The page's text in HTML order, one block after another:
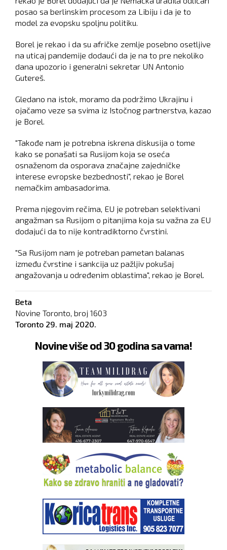
posao sa berlinskim procesom za Libiju i da je to
model za evopsku spoljnu politiku.
Borel je rekao i da su afričke zemlje posebno osetljive
na uticaj pandemije dodaući da je na to pre nekoliko
dana upozorio i generalni sekretar UN Antonio
Gutereš.
Gledano na istok, moramo da podržimo Ukrajinu i
ojačamo veze sa svima iz Istočnog partnerstva, kazao
je Borel.
"Takođe nam je potrebna iskrena diskusija o tome
kako se ponašati sa Rusijom koja se oseća
osnaženom da osporava značajne zajedničke
interese evropske bezbednosti", rekao je Borel
nemačkim ambasadorima.
Prema njegovim rečima, EU je potreban selektivani
angažman sa Rusijom o pitanjima koja su važna za EU
dodajući da to nije kontradiktorno čvrstini.
"Sa Rusijom nam je potreban pametan balanas
između čvrstine i sankcija uz pažljiv pokušaj
angažovanja u određenim oblastima", rekao je Borel.
Beta
Novine Toronto, broj 1603
Toronto 29. maj 2020.
Novine više od 30 godina sa vama!